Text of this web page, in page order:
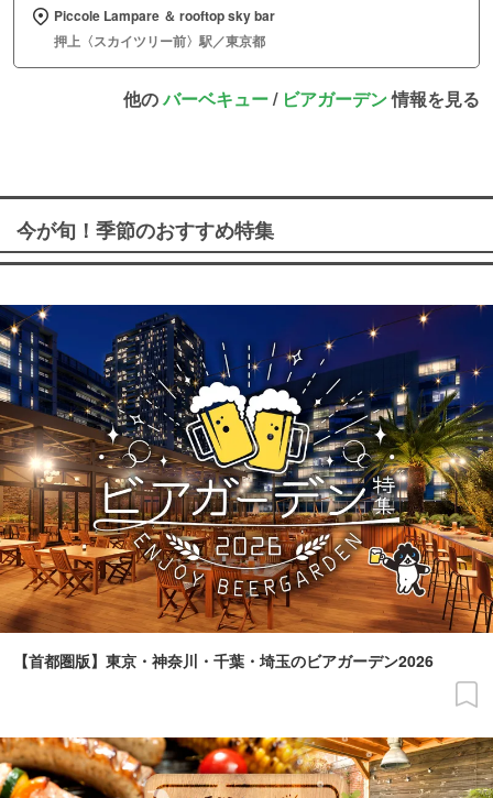
Piccole Lampare ＆ rooftop sky bar
押上〈スカイツリー前〉駅／東京都
他のバーベキュー/ ビアガーデン情報を見る
今が旬！季節のおすすめ特集
【首都圏版】東京・神奈川・千葉・埼玉のビアガーデン2026